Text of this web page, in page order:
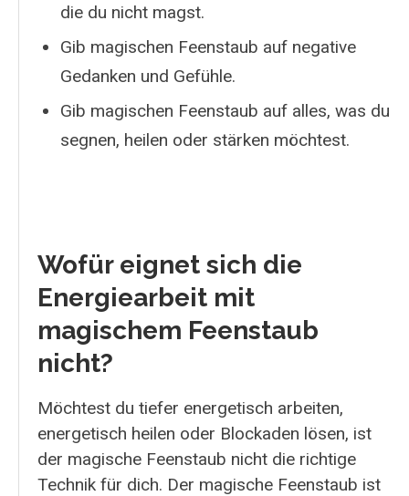
die du nicht magst.
Gib magischen Feenstaub auf negative
Gedanken und Gefühle.
Gib magischen Feenstaub auf alles, was du
segnen, heilen oder stärken möchtest.
Wofür eignet sich die
Energiearbeit mit
magischem Feenstaub
nicht?
Möchtest du tiefer energetisch arbeiten,
energetisch heilen oder Blockaden lösen, ist
der magische Feenstaub nicht die richtige
Technik für dich. Der magische Feenstaub ist